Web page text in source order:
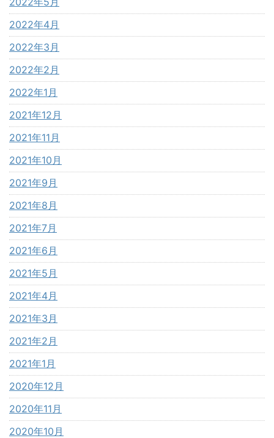
2022年4月
2022年3月
2022年2月
2022年1月
2021年12月
2021年11月
2021年10月
2021年9月
2021年8月
2021年7月
2021年6月
2021年5月
2021年4月
2021年3月
2021年2月
2021年1月
2020年12月
2020年11月
2020年10月